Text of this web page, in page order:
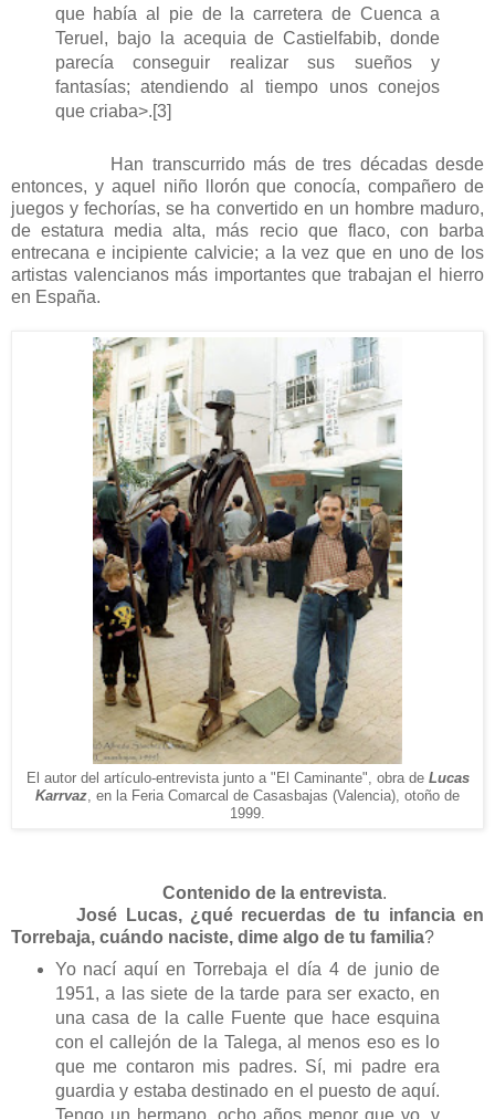
que había al pie de la carretera de Cuenca a
Teruel, bajo la acequia de Castielfabib, donde
parecía conseguir realizar sus sueños y
fantasías; atendiendo al tiempo unos conejos
que criaba>.[3]
Han transcurrido más de tres décadas desde
entonces, y aquel niño llorón que conocía, compañero de
juegos y fechorías, se ha convertido en un hombre maduro,
de estatura media alta, más recio que flaco, con barba
entrecana e incipiente calvicie; a la vez que en uno de los
artistas valencianos más importantes que trabajan el hierro
en España.
El autor del artículo-entrevista junto a "El Caminante", obra de Lucas
Karrvaz, en la Feria Comarcal de Casasbajas (Valencia), otoño de
1999.
Contenido de la entrevista.
José
Lucas, ¿qué recuerdas de tu infancia en
Torrebaja, cuándo naciste, dime algo de tu familia?
Yo nací aquí en Torrebaja el día 4 de junio de
1951, a las siete de la tarde para ser exacto, en
una casa de la calle Fuente que hace esquina
con el callejón de la Talega, al menos eso es lo
que me contaron mis padres. Sí, mi padre era
guardia y estaba destinado en el puesto de aquí.